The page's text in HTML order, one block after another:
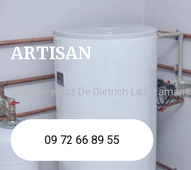
ARTISAN
chaudière gaz De Dietrich La Ricamarie
09 72 66 89 55